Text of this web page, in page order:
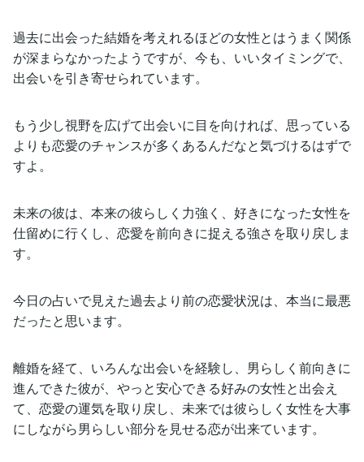
過去に出会った結婚を考えれるほどの女性とはうまく関係
が深まらなかったようですが、今も、いいタイミングで、
出会いを引き寄せられています。
もう少し視野を広げて出会いに目を向ければ、思っている
よりも恋愛のチャンスが多くあるんだなと気づけるはずで
すよ。
未来の彼は、本来の彼らしく力強く、好きになった女性を
仕留めに行くし、恋愛を前向きに捉える強さを取り戻しま
す。
今日の占いで見えた過去より前の恋愛状況は、本当に最悪
だったと思います。
離婚を経て、いろんな出会いを経験し、男らしく前向きに
進んできた彼が、やっと安心できる好みの女性と出会え
て、恋愛の運気を取り戻し、未来では彼らしく女性を大事
にしながら男らしい部分を見せる恋が出来ています。